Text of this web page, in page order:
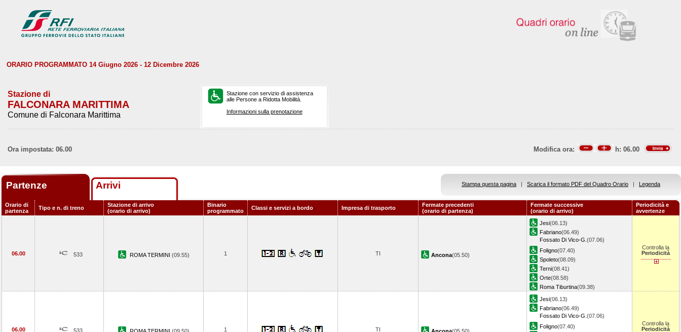
ORARIO PROGRAMMATO 14 Giugno 2026 - 12 Dicembre 2026
Stazione di
FALCONARA MARITTIMA
Comune di Falconara Marittima
Stazione con servizio di assistenza
alle Persone a Ridotta Mobilità.
Informazioni sulla prenotazione
Ora impostata: 06.00 Modifica ora: h: 06.00
Partenze Arrivi Stampa questa pagina | Scarica il formato PDF del Quadro Orario | Legenda
Orario di
partenza
Tipo e n. di treno
Stazione di arrivo
(orario di arrivo)
Binario
programmato
Classi e servizi a bordo Impresa di trasporto
Fermate precedenti
(orario di partenza)
Fermate successive
(orario di arrivo)
Periodicità e
avvertenze
06.00 533 ROMA TERMINI (09.55) 1 TI Ancona(05.50)
Jesi(06.13)
Fabriano(06.49)
Fossato Di Vico-G. (07.06)
Foligno(07.40)
Spoleto(08.09)
Terni(08.41)
Orte(08.58)
Roma Tiburtina(09.38)
Controlla la
Periodicità
06.00 533 1 TI
Jesi(06.13)
Fabriano(06.49)
Fossato Di Vico-G. (07.06)
Foligno(07.40)
Controlla la
Periodicità